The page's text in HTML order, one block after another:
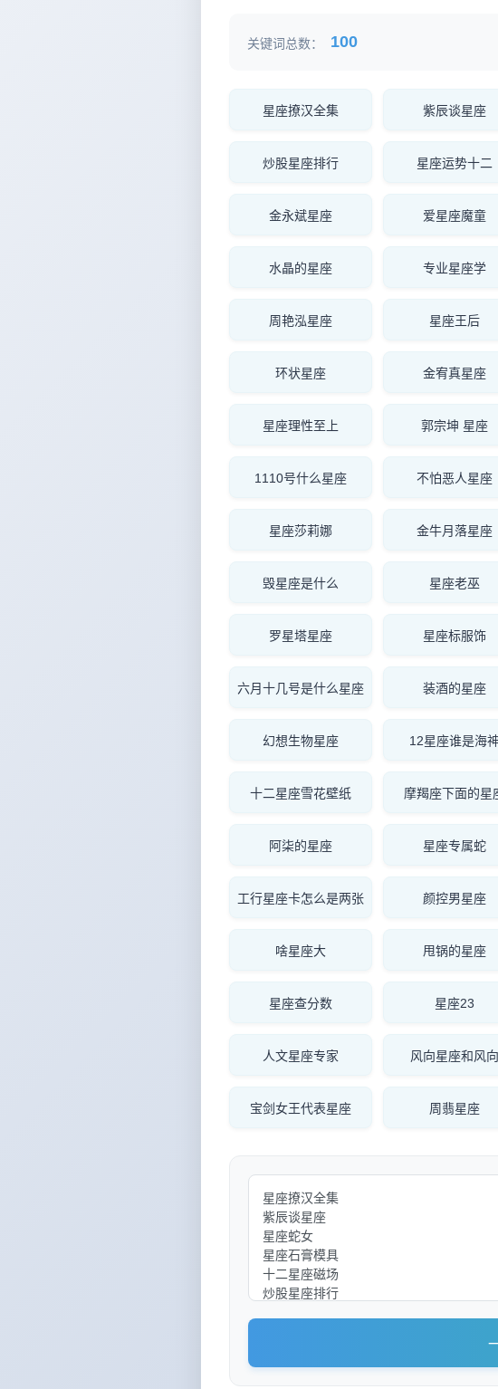
关键词总数： 100
星座撩汉全集 紫辰谈星座
炒股星座排行 星座运势十二
金永斌星座 爱星座魔童
水晶的星座 专业星座学
周艳泓星座 星座王后
环状星座 金宥真星座
星座理性至上 郭宗坤 星座
1110号什么星座 不怕恶人星座
星座莎莉娜 金牛月落星座
毁星座是什么 星座老巫
罗星塔星座 星座标服饰
六月十几号是什么星座 装酒的星座
幻想生物星座 12星座谁是海神
十二星座雪花壁纸 摩羯座下面的星
阿柒的星座 星座专属蛇
工行星座卡怎么是两张 颜控男星座
啥星座大 甩锅的星座
星座查分数 星座23
人文星座专家 风向星座和风向
宝剑女王代表星座 周翡星座